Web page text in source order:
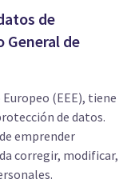
de
de
(EEE), tiene
de datos.
emprender
corregir, modificar,